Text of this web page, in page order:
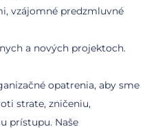
vzájomné predzmluvné
a nových projektoch.
opatrenia, aby sme
strate, zničeniu,
prístupu. Naše